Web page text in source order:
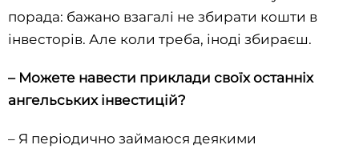
порада: бажано взагалі не збирати кошти в
інвесторів. Але коли треба, іноді збираєш.
– Можете навести приклади своїх останніх
ангельських інвестицій?
– Я періодично займаюся деякими